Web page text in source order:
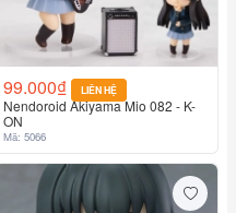
99.000₫ LIÊN HỆ
Nendoroid Akiyama Mio 082 - K-
ON
Mã: 5066